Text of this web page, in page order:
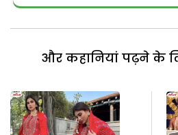
और कहानियां पढ़ने के